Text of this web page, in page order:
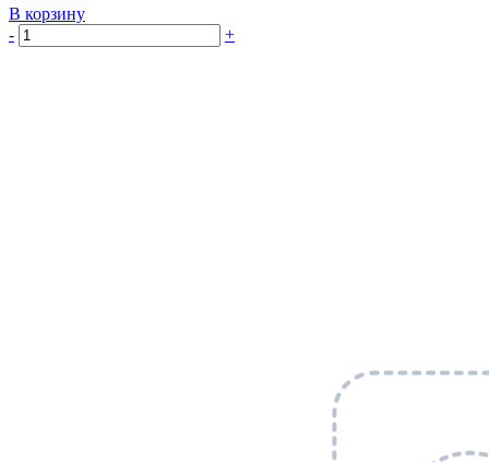
В корзину
-
+